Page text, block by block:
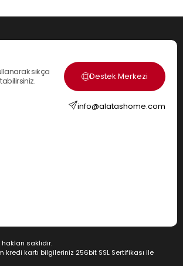
sıkça
Destek Merkezi
info@alatashome.com
saklıdır.
kredi kartı bilgileriniz 256bit SSL Sertifikası ile